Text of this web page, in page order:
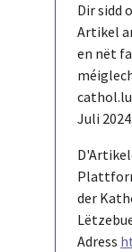
Dir sidd
Artikel
en nët
Juli 2024.
der
Adress